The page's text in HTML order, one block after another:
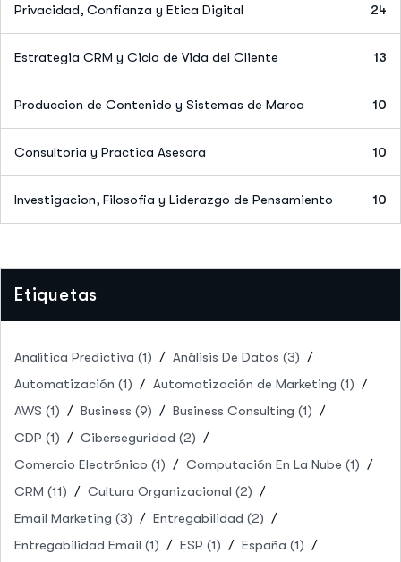
Privacidad, Confianza y Etica Digital 24
Estrategia CRM y Ciclo de Vida del Cliente 13
Produccion de Contenido y Sistemas de Marca 10
Consultoria y Practica Asesora 10
Investigacion, Filosofia y Liderazgo de Pensamiento 10
Etiquetas
Analítica Predictiva (1) Análisis De Datos (3)
Automatización (1) Automatización de Marketing (1)
AWS (1) Business (9) Business Consulting (1)
CDP (1) Ciberseguridad (2)
Comercio Electrónico (1) Computación En La Nube (1)
CRM (11) Cultura Organizacional (2)
Email Marketing (3) Entregabilidad (2)
Entregabilidad Email (1) ESP (1) España (1)